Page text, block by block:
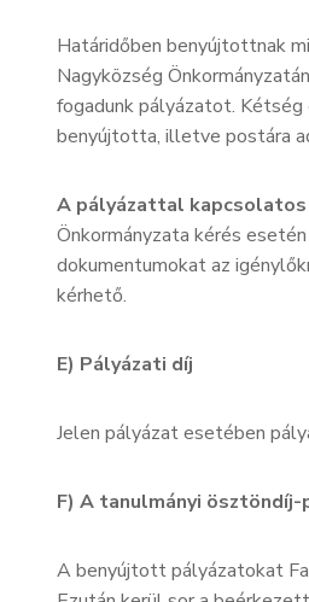
Határidőben benyújtottnak
Nagyközség
fogadunk pályázatot.
benyújtotta, illetve postára
A pályázattal
Önkormányzata kérés
dokumentumokat az
kérhető.
E) Pályázati díj
Jelen pályázat esetében
F) A tanulmányi
A benyújtott pályázatokat